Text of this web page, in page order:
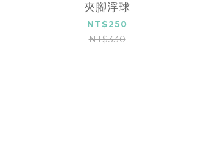
夾腳浮球
NT$250
NT$330